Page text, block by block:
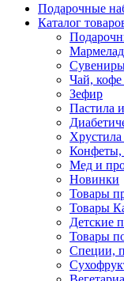
Подарочные
Каталог
Чай,
Зефир
Пастила
Хрустила
Конфеты,
Мед и
Новинки
Товары
Товары
Детские
Товары
Специи,